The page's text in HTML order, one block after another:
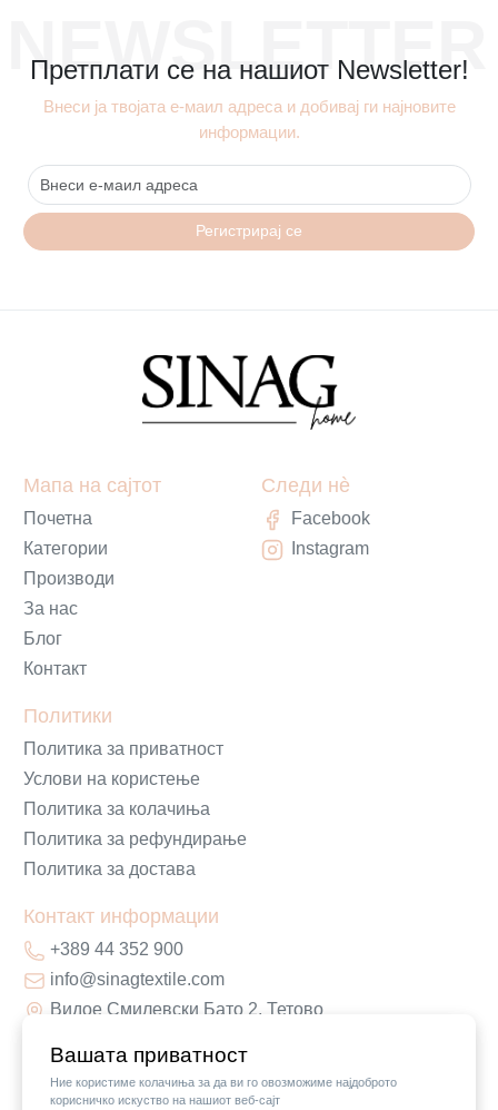
Вашата приватност
Ние користиме колачиња за да ви го овозможиме најдоброто
корисничко искуство на нашиот веб-сајт
NEWSLETTER
Претплати се на нашиот Newsletter!
Внеси ја твојата е-маил адреса и добивај ги најновите
информации.
Регистрирај се
Мапа на сајтот
Почетна
Категории
Производи
За нас
Блог
Контакт
Политики
Политика за приватност
Услови на користење
Политика за колачиња
Политика за рефундирање
Политика за достава
Контакт информации
+389 44 352 900
info@sinagtextile.com
Видое Смилевски Бато 2, Тетово
Следи нè
Facebook
Instagram